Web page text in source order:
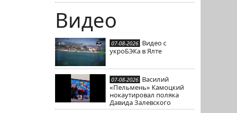
Видео
07-08-2026 Видео с
укроБЭКа в Ялте
07-08-2026 Василий
«Пельмень» Камоцкий
нокаутировал поляка
Давида Залевского